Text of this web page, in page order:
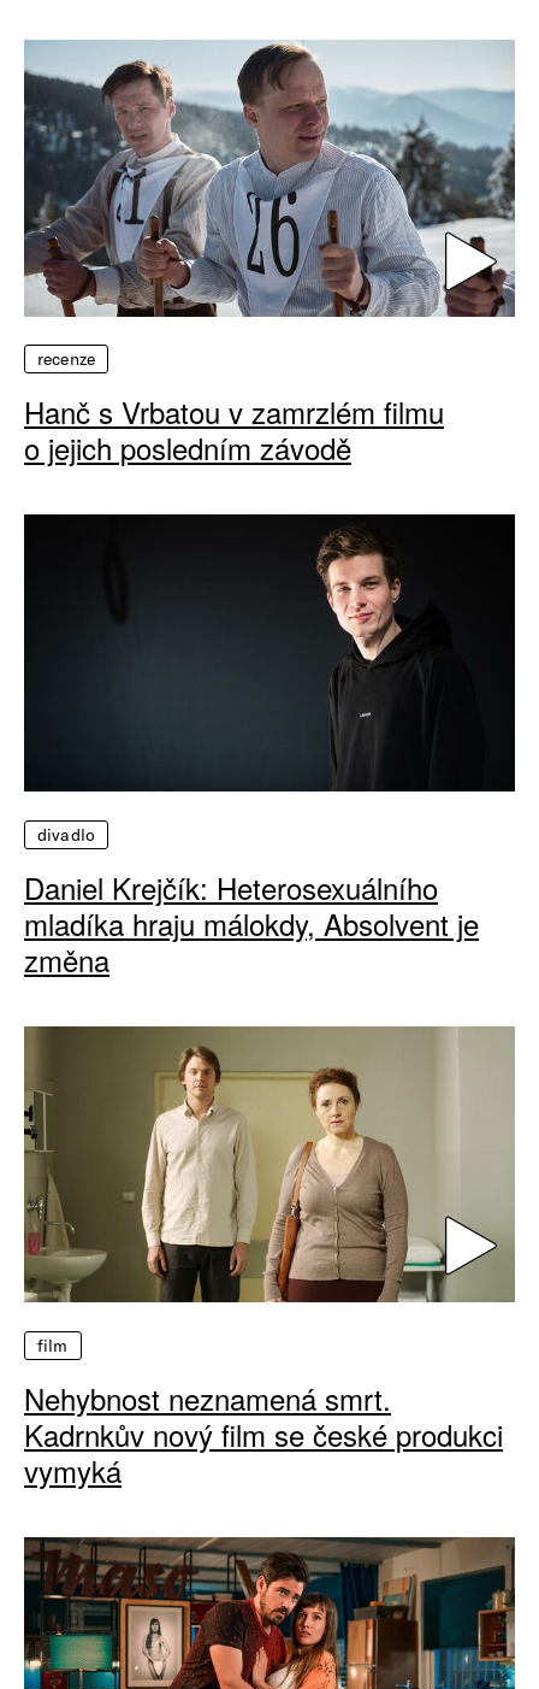
recenze
Hanč s Vrbatou v zamrzlém filmu
o jejich posledním závodě
divadlo
Daniel Krejčík: Heterosexuálního
mladíka hraju málokdy, Absolvent je
změna
film
Nehybnost neznamená smrt.
Kadrnkův nový film se české produkci
vymyká